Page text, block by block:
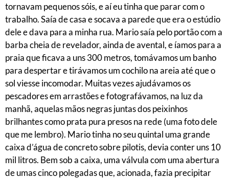
tornavam pequenos sóis, e aí eu tinha que parar com o
trabalho. Saía de casa e socava a parede que era o estúdio
dele e dava para a minha rua. Mario saía pelo portão com a
barba cheia de revelador, ainda de avental, e íamos para a
praia que ficava a uns 300 metros, tomávamos um banho
para despertar e tirávamos um cochilo na areia até que o
sol viesse incomodar. Muitas vezes ajudávamos os
pescadores em arrastões e fotografávamos, na luz da
manhã, aquelas mãos negras juntas dos peixinhos
brilhantes como prata pura presos na rede (uma foto dele
que me lembro). Mario tinha no seu quintal uma grande
caixa d’água de concreto sobre pilotis, devia conter uns 10
mil litros. Bem sob a caixa, uma válvula com uma abertura
de umas cinco polegadas que, acionada, fazia precipitar